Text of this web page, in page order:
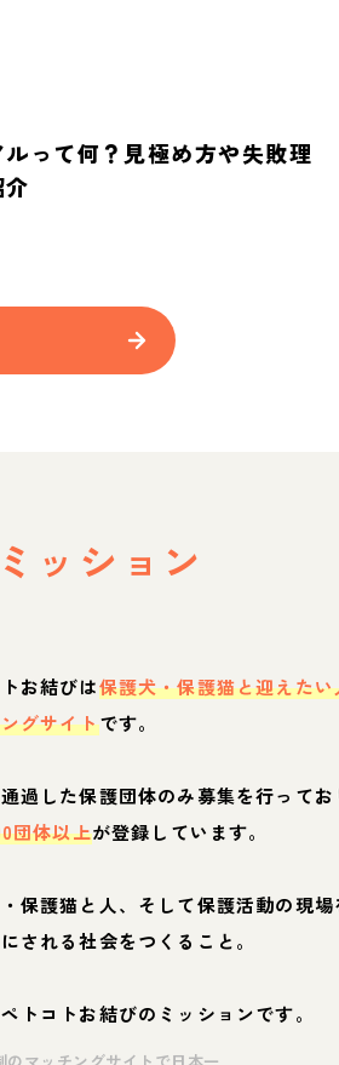
って何？見極め方や失敗理
ミッション
お結びは保護犬・保護猫と迎えた
グサイトです。
過した保護団体のみ募集を行ってお
団体以上が登録しています。
保護猫と人、そして保護活動の現
される社会をつくること。
トコトお結びのミッションです。